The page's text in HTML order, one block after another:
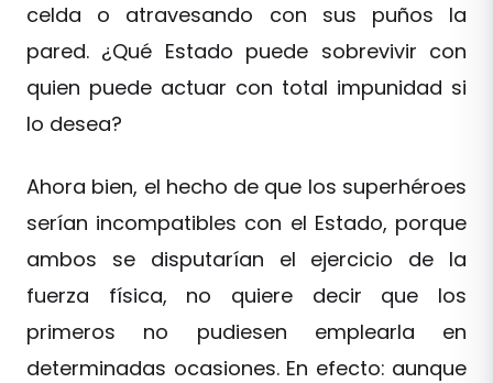
celda o atravesando con sus puños la
pared. ¿Qué Estado puede sobrevivir con
quien puede actuar con total impunidad si
lo desea?
Ahora bien, el hecho de que los superhéroes
serían incompatibles con el Estado, porque
ambos se disputarían el ejercicio de la
fuerza física, no quiere decir que los
primeros no pudiesen emplearla en
determinadas ocasiones. En efecto: aunque